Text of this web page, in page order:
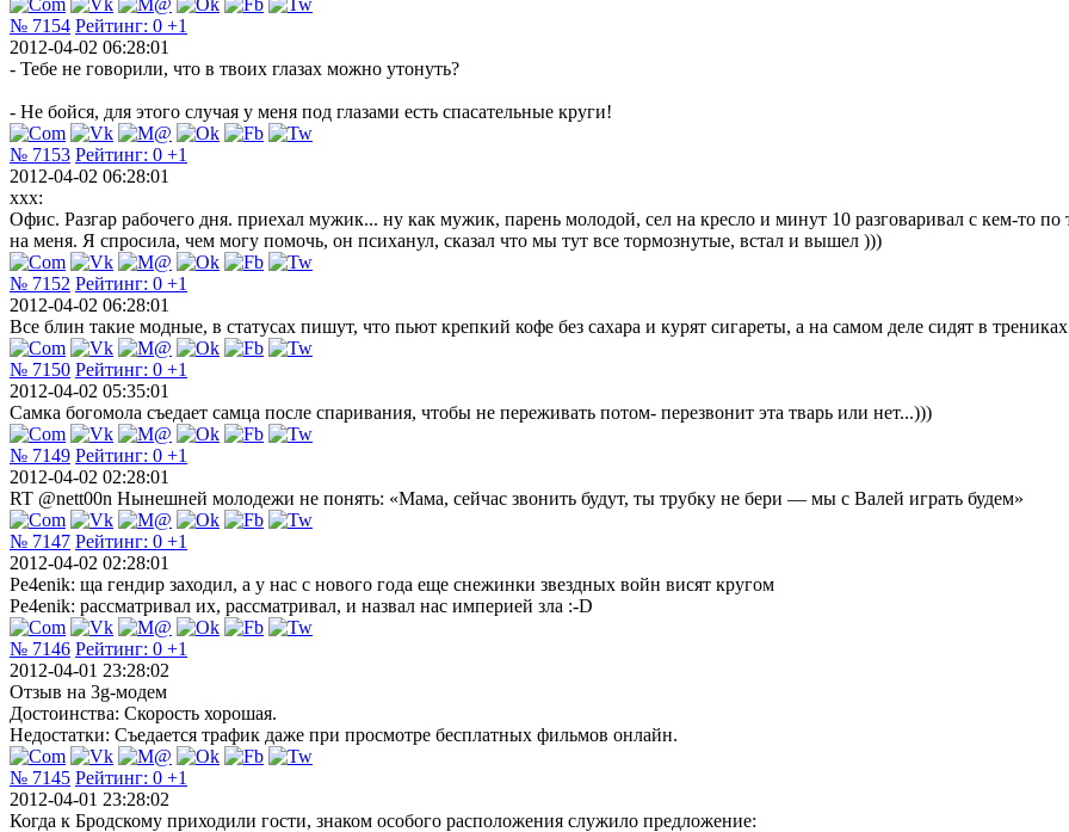
№ 7154 Рейтинг: 0 +1
2012-04-02 06:28:01
- Тебе не говорили, что в твоих глазах можно утонуть?
- Не бойся, для этого случая у меня под глазами есть спасательные круги!
№ 7153 Рейтинг: 0 +1
2012-04-02 06:28:01
xxx:
Офис. Разгар рабочего дня. приехал мужик... ну как мужик, парень молодой, сел на кресло и минут 10 разговаривал с кем-то
на меня. Я спросила, чем могу помочь, он психанул, сказал что мы тут все тормознутые, встал и вышел )))
№ 7152 Рейтинг: 0 +1
2012-04-02 06:28:01
Все блин такие модные, в статусах пишут, что пьют крепкий кофе без сахара и курят сигареты, а на самом деле сидят в
№ 7150 Рейтинг: 0 +1
2012-04-02 05:35:01
Самка богомола съедает самца после спаривания, чтобы не переживать потом- перезвонит эта тварь или нет...)))
№ 7149 Рейтинг: 0 +1
2012-04-02 02:28:01
RT @nett00n Нынешней молодежи не понять: «Мама, сейчас звонить будут, ты трубку не бери — мы с Валей играть будем»
№ 7147 Рейтинг: 0 +1
2012-04-02 02:28:01
Pe4enik: ща гендир заходил, а у нас с нового года еще снежинки звездных войн висят кругом
Pe4enik: рассматривал их, рассматривал, и назвал нас империей зла :-D
№ 7146 Рейтинг: 0 +1
2012-04-01 23:28:02
Отзыв на 3g-модем
Достоинства: Скорость хорошая.
Недостатки: Съедается трафик даже при просмотре бесплатных фильмов онлайн.
№ 7145 Рейтинг: 0 +1
2012-04-01 23:28:02
Когда к Бродскому приходили гости, знаком особого расположения служило предложение: